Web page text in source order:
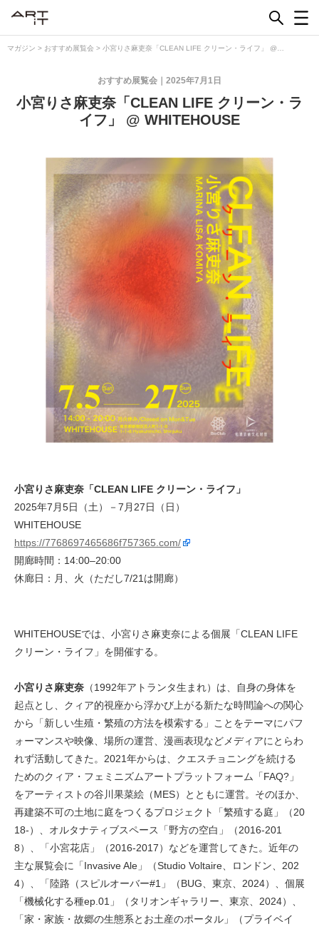
マガジン > おすすめ展覧会 > 小宮りさ麻吏奈「CLEAN LIFE クリーン・ライフ」 @
2025年7月1日
おすすめ展覧会
小宮りさ麻吏奈「CLEAN LIFE クリーン・ラ
イフ」 @ WHITEHOUSE
小宮りさ麻吏奈「CLEAN LIFE クリーン・ライフ」
2025年7月5日（土）－7月27日（日）
WHITEHOUSE
https://7768697465686f757365.com/
開廊時間：14:00–20:00
休廊日：月、火（ただし7/21は開廊）
WHITEHOUSEでは、小宮りさ麻吏奈による個展「CLEAN LIFE
クリーン・ライフ」を開催する。
小宮りさ麻吏奈 （1992年アトランタ生まれ）は、自身の身体を
起点とし、クィア的視座から浮かび上がる新たな時間論への関心
から「新しい生殖・繁殖の方法を模索する」ことをテーマにパフ
ォーマンスや映像、場所の運営、漫画表現などメディアにとらわ
れず活動してきた。2021年からは、クエスチョニングを続ける
ためのクィア・フェミニズムアートプラットフォーム「FAQ?」
をアーティストの谷川果菜絵（MES）とともに運営。そのほか、
再建築不可の土地に庭をつくるプロジェクト「繁殖する庭」（20
18-）、オルタナティブスペース「野方の空白」（2016-201
8）、「小宮花店」（2016-2017）などを運営してきた。近年の
主な展覧会に「Invasive Ale」（Studio Voltaire、ロンドン、202
4）、「陸路（スピルオーバー#1」（BUG、東京、2024）、個展
「機械化する種ep.01」（タリオンギャラリー、東京、2024）、
「家・家族・故郷の生態系とお土産のポータル」（プライベイ